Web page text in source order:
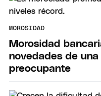
MOROSIDAD
Morosidad
novedades de
preocupante